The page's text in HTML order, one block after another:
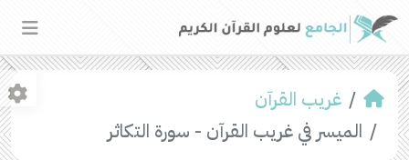
غريب القرآن
الميسر في غريب القرآن - سورة التكاثر